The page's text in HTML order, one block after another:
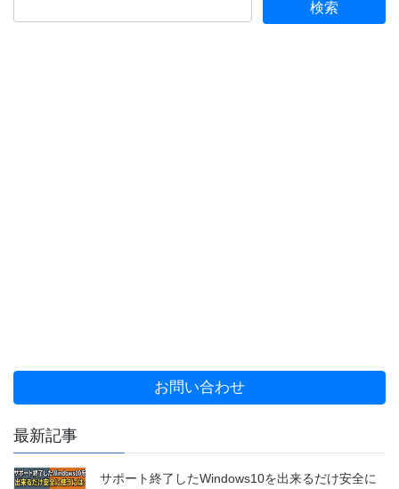
お問い合わせ
最新記事
サポート終了したWindows10を出来るだけ安全に